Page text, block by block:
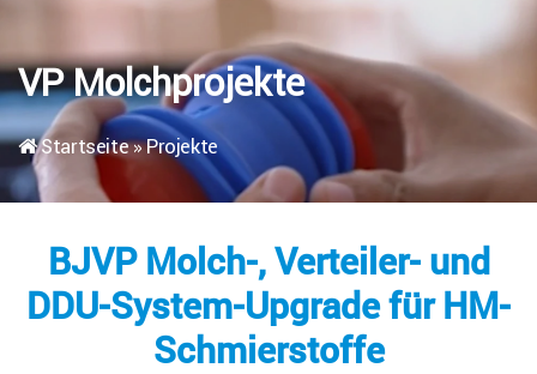
VP Molchprojekte
Startseite»Projekte
BJVP Molch-, Verteiler- und
DDU-System-Upgrade für HM-
Schmierstoffe